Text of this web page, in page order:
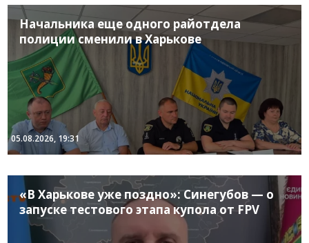
Начальника еще одного райотдела
полиции сменили в Харькове
05.08.2026, 19:31
«В Харькове уже поздно»: Синегубов — о
запуске тестового этапа купола от FPV